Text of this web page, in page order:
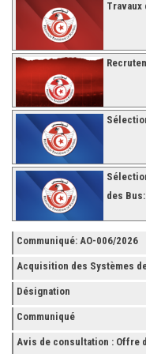
Travaux
des
Communiqué: AO-006/2026
Acquisition des Systèmes
Désignation
Communiqué
Avis de consultation : Offre